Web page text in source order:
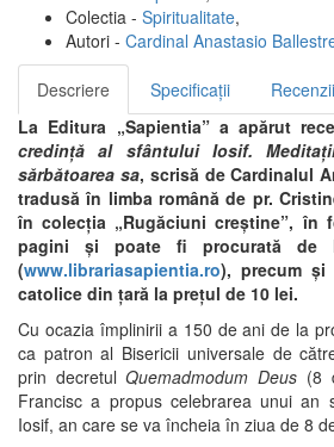
Colectia - Spiritualitate,
Autori - Cardinal Anastasio
Descriere Specificații
La Editura „Sapientia” a apărut
credinţă al sfântului Iosif.
sărbătoarea sa, scrisă deCardinalul
tradusă în limba română de pr.
în colecția „Rugăciuni creștine”, în
pagini şi poate fi procurată de
(www.librariasapientia.ro), precum şi
catolice din țară la prețul de 10 lei.
Cu ocazia împlinirii a 150 de ani de la
ca patron al Bisericii universale de
prin decretulQuemadmodum Deus (8
Francisc a propus celebrarea unui an
Iosif, an care se va încheia în ziua de 8